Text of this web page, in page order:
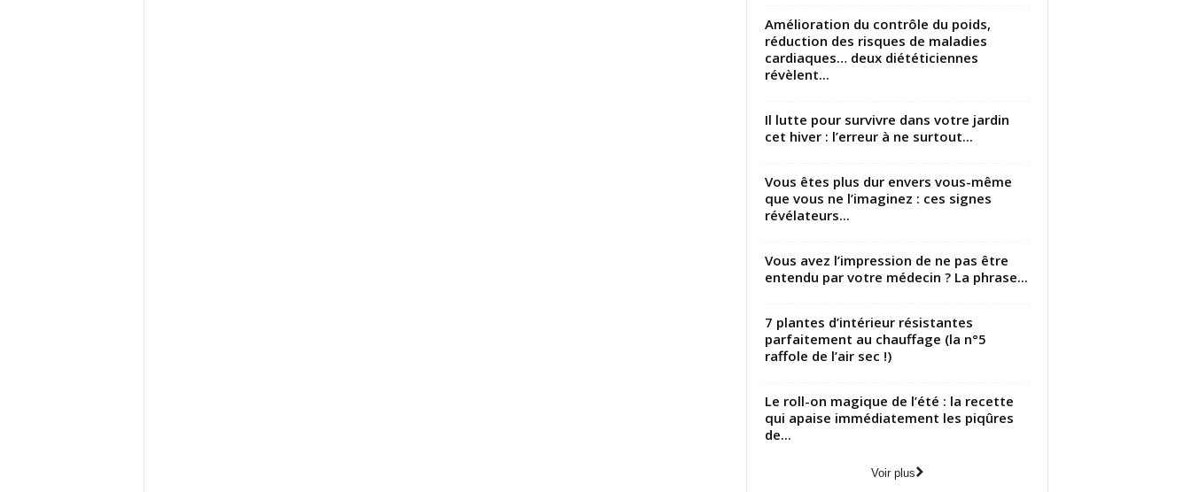
Amélioration du contrôle du poids,
réduction des risques de maladies
cardiaques… deux diététiciennes
révèlent...
Il lutte pour survivre dans votre jardin
cet hiver : l’erreur à ne surtout...
Vous êtes plus dur envers vous-même
que vous ne l’imaginez : ces signes
révélateurs...
Vous avez l’impression de ne pas être
entendu par votre médecin ? La phrase...
7 plantes d’intérieur résistantes
parfaitement au chauffage (la n°5
raffole de l’air sec !)
Le roll-on magique de l’été : la recette
qui apaise immédiatement les piqûres
de...
Voir plus